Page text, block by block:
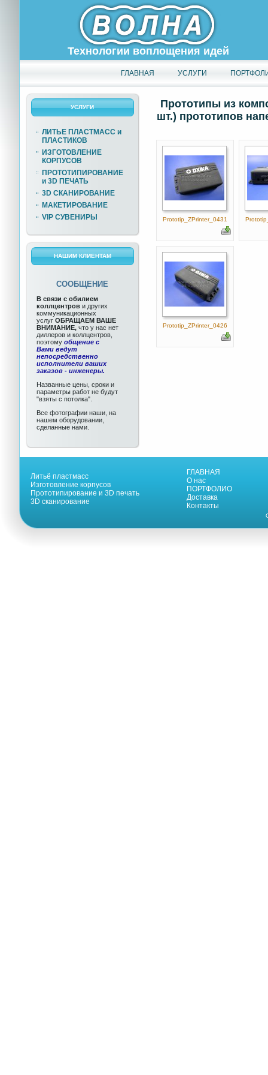
Технологии воплощения идей
ГЛАВНАЯ УСЛУГИ
УСЛУГИ
ЛИТЬЕ ПЛАСТМАСС и
ПЛАСТИКОВ
ИЗГОТОВЛЕНИЕ
КОРПУСОВ
ПРОТОТИПИРОВАНИЕ
и 3D ПЕЧАТЬ
3D СКАНИРОВАНИЕ
МАКЕТИРОВАНИЕ
VIP СУВЕНИРЫ
НАШИМ КЛИЕНТАМ
СООБЩЕНИЕ
В связи с обилием
коллцентров и других
коммуникационных
услуг ОБРАЩАЕМ ВАШЕ
ВНИМАНИЕ, что у нас нет
диллеров и коллцентров,
поэтому общение с
Вами ведут
непосредственно
исполнители ваших
заказов - инженеры.
Названные цены, сроки и
параметры работ не будут
"взяты с потолка".
Все фотографии наши, на
нашем оборудовании,
сделанные нами.
Прототипы из
шт.) прототипов
Prototip_ZPrinter_0431
Prototip_ZPrinter_0426
Литьё пластмасс
Изготовление корпусов
Прототипирование и 3D печать
3D сканирование
ГЛАВНАЯ
О нас
ПОРТФОЛИО
Доставка
Контакты